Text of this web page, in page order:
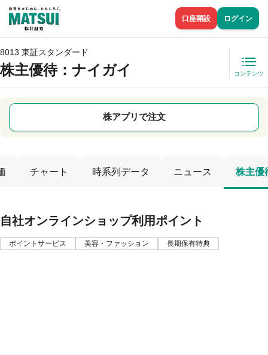
口座開設 ログイン
8013 東証スタンダード
株主優待：ナイガイ コンテンツ
株アプリで注文
チャート 時系列データ ニュース 株主優
自社オンラインショップ利用ポイント
ポイントサービス 美容・ファッション 長期保有特典